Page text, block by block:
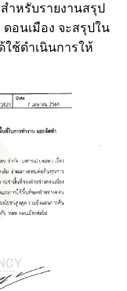
ำหรับรายงานสรุป
อนเมือง จะสรุปใน
ใช้ดำเนินการให้